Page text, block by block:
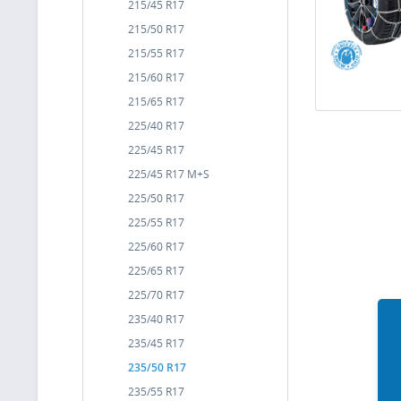
215/45 R17
215/50 R17
215/55 R17
215/60 R17
215/65 R17
225/40 R17
225/45 R17
225/45 R17 M+S
225/50 R17
225/55 R17
225/60 R17
225/65 R17
225/70 R17
235/40 R17
235/45 R17
235/50 R17
235/55 R17